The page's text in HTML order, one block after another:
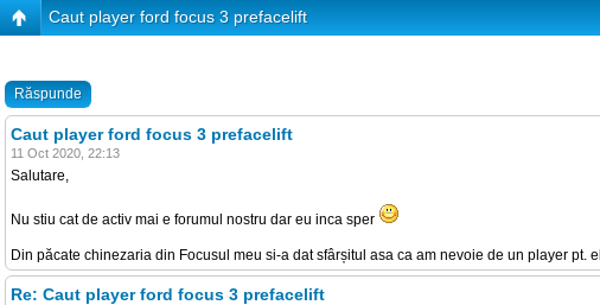
Caut player ford focus 3 prefacelift
Răspunde
Caut player ford focus 3 prefacelift
11 Oct 2020, 22:13
Salutare,
Nu stiu cat de activ mai e forumul nostru dar eu inca sper
Din păcate chinezaria din Focusul meu si-a dat sfârșitul asa ca am nevoie de un player
Re: Caut player ford focus 3 prefacelift